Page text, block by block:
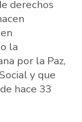
derechos
la
por la Paz,
y que
hace 33